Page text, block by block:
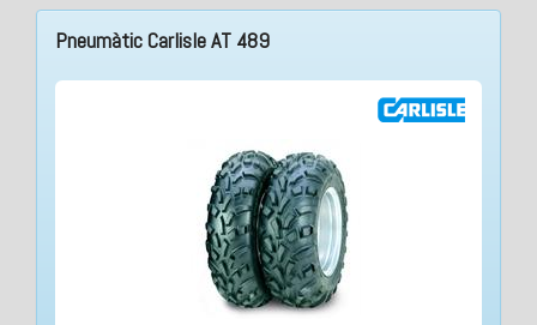
Pneumàtic Carlisle AT 489